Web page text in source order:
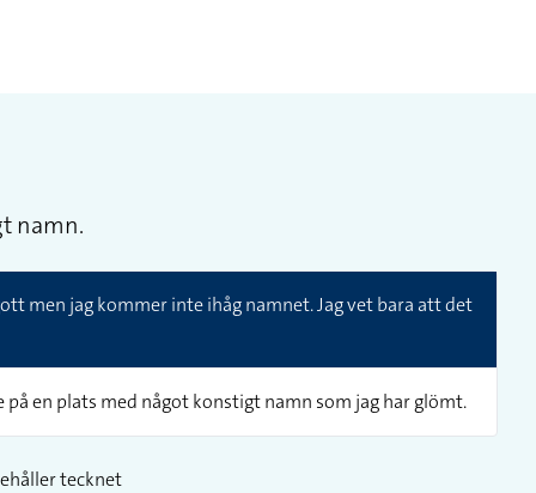
namn.
men jag kommer inte ihåg namnet. Jag vet bara att det
en plats med något konstigt namn som jag har glömt.
tecknet